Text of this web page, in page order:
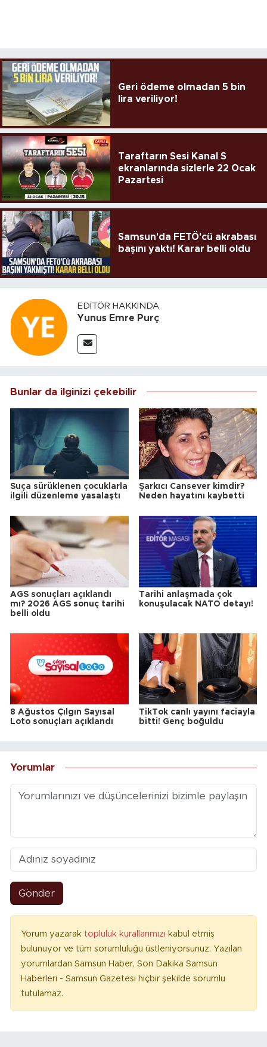
Geri ödeme olmadan 5 bin
lira veriliyor!
Taraftarın Sesi Kanal S
ekranlarında sizlerle 22 Ocak
Pazartesi
Samsun'da FETÖ'cü akrabası
başını yaktı! Karar belli oldu
EDITÖR HAKKINDA
Yunus Emre Purç
Bunlar da ilginizi çekebilir
Suça sürüklenen çocuklarla
ilgili düzenleme yasalaştı
Şarkıcı Cansever kimdir?
Neden hayatını kaybetti
AGS sonuçları açıklandı
mı? 2026 AGS sonuç tarihi
belli oldu
Tarihi anlaşmada çok
konuşulacak NATO detayı!
8 Ağustos Çılgın Sayısal
Loto sonuçları açıklandı
TikTok canlı yayını faciayla
bitti! Genç boğuldu
Yorumlar
Gönder
Yorum yazarak topluluk kurallarımızı kabul etmiş
bulunuyor ve tüm sorumluluğu üstleniyorsunuz. Yazılan
yorumlardan Samsun Haber, Son Dakika Samsun
Haberleri - Samsun Gazetesi hiçbir şekilde sorumlu
tutulamaz.